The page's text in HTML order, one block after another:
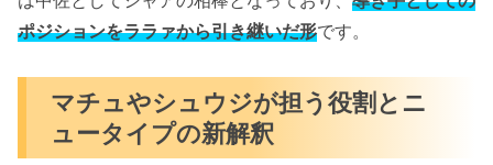
ポジションをララァから引き継いだ形です。
マチュやシュウジが担う役割とニ
ュータイプの新解釈